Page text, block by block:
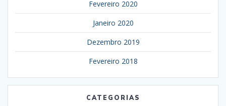
Fevereiro 2020
Janeiro 2020
Dezembro 2019
Fevereiro 2018
CATEGORIAS